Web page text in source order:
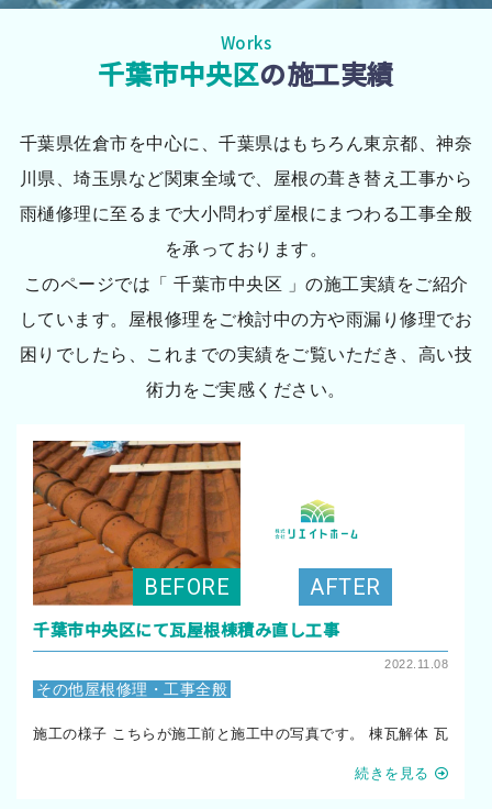
Works
千葉市中央区の施工実績
千葉県佐倉市を中心に、千葉県はもちろん東京都、神奈
川県、埼玉県など関東全域で、屋根の葺き替え工事から
雨樋修理に至るまで大小問わず屋根にまつわる工事全般
を承っております。
このページでは「 千葉市中央区 」の施工実績をご紹介
しています。屋根修理をご検討中の方や雨漏り修理でお
困りでしたら、これまでの実績をご覧いただき、高い技
術力をご実感ください。
千葉市中央区にて瓦屋根棟積み直し工事
2022.11.08
その他屋根修理・工事全般
施工の様子 こちらが施工前と施工中の写真です。 棟瓦解体 瓦
続きを見る